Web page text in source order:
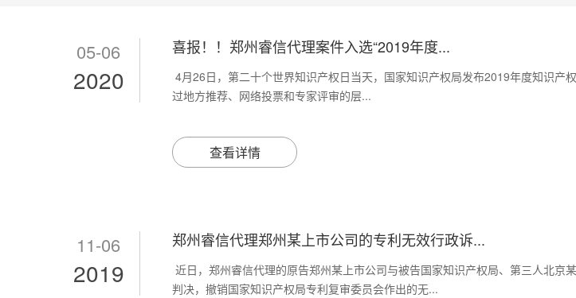
05-06
2020
喜报！！郑州睿信代理案件入选“2019年度...
4月26日，第二十个世界知识产权日当天，国家知识产权局发布2019年度知识产
过地方推荐、网络投票和专家评审的层...
查看详情
11-06
2019
郑州睿信代理郑州某上市公司的专利无效行政诉...
近日，郑州睿信代理的原告郑州某上市公司与被告国家知识产权局、第三人北
判决，撤销国家知识产权局专利复审委员会作出的无...